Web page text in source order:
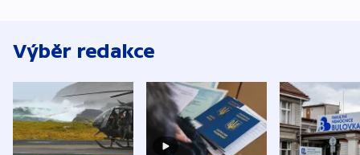
Výběr redakce